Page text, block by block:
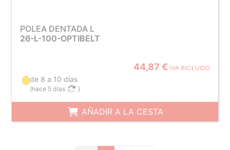
POLEA DENTADA L
26-L-100-OPTIBELT
44,87 € IVA INCLUIDO
de 8 a 10 días
(hace 5 días )
AÑADIR A LA CESTA